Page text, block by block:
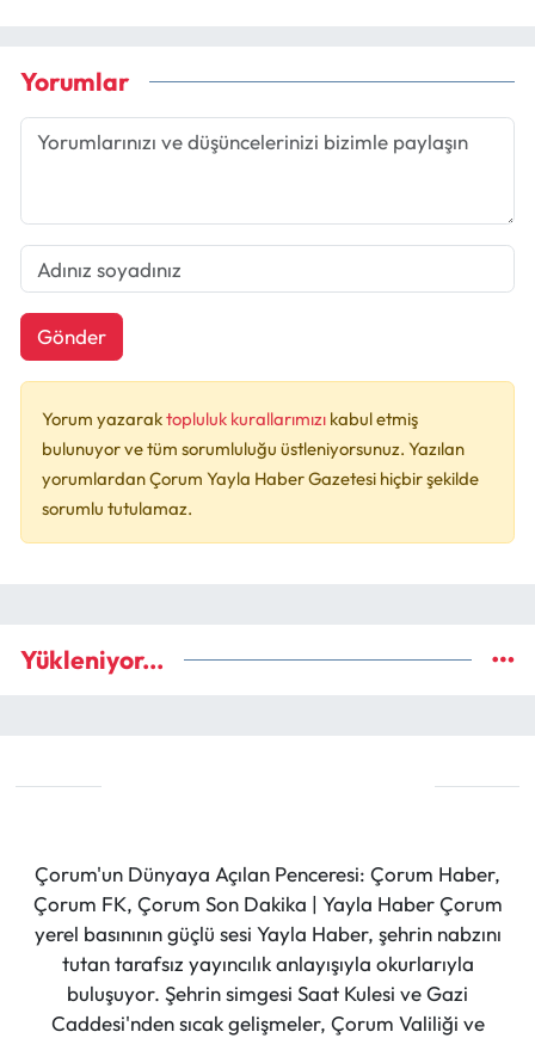
Yorumlar
Gönder
Yorum yazaraktopluluk kurallarımızı kabul etmiş
bulunuyor ve tüm sorumluluğu üstleniyorsunuz. Yazılan
yorumlardan Çorum Yayla Haber Gazetesi hiçbir şekilde
sorumlu tutulamaz.
Yükleniyor...
Çorum'un Dünyaya Açılan Penceresi: Çorum Haber,
Çorum FK, Çorum Son Dakika | Yayla Haber Çorum
yerel basınının güçlü sesi Yayla Haber, şehrin nabzını
tutan tarafsız yayıncılık anlayışıyla okurlarıyla
buluşuyor. Şehrin simgesi Saat Kulesi ve Gazi
Caddesi'nden sıcak gelişmeler, Çorum Valiliği ve